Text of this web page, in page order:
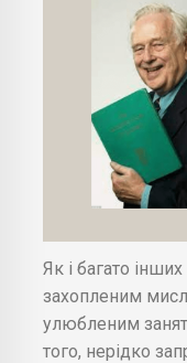
Як і багато
захопленим
улюбленим
того, нерідко